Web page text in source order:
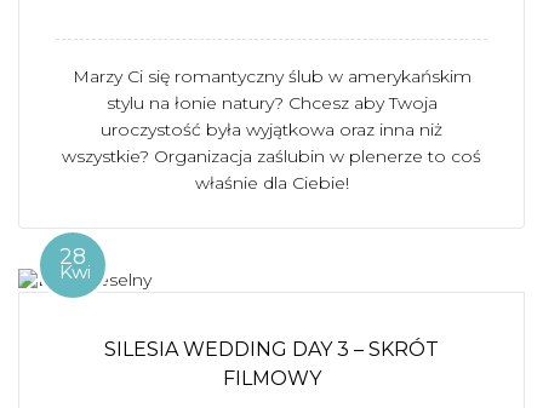
Marzy Ci się romantyczny ślub w amerykańskim
stylu na łonie natury? Chcesz aby Twoja
uroczystość była wyjątkowa oraz inna niż
wszystkie? Organizacja zaślubin w plenerze to coś
właśnie dla Ciebie!
28
Kwi
SILESIA WEDDING DAY 3 – SKRÓT
FILMOWY